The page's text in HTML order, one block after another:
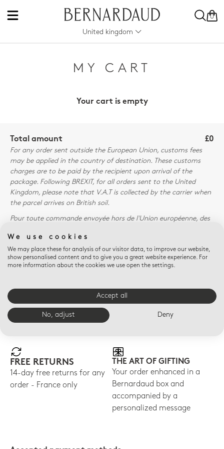
0
United kingdom
MY CART
Your cart is empty
Total amount £0
For any order sent outside the European Union, customs fees
may be applied in the country of destination. These customs
charges are to be paid by the recipient upon arrival of the
package. Following BREXIT, for all orders sent to the United
Kingdom, please note that V.A.T is collected by the carrier when
the parcel arrives on British soil.
Pour toute commande envoyée hors de l'Union européenne, des
destination. Ces frais de douane sont à régler par le destinataire
à l'arrivée du colis. Suite au BREXIT, pour toute commande
envoyée au Royaume-Uni, veuillez noter que la T.V.A. est
FREE RETURNS
14-day free returns for any
order - France only
THE ART OF GIFTING
Your order enhanced in a
Bernardaud box and
accompanied by a
personalized message
We use cookies
We may place these for analysis of our visitor data, to improve our website,
show personalised content and to give you a great website experience. For
more information about the cookies we use open the settings.
Accept all
No, adjust Deny